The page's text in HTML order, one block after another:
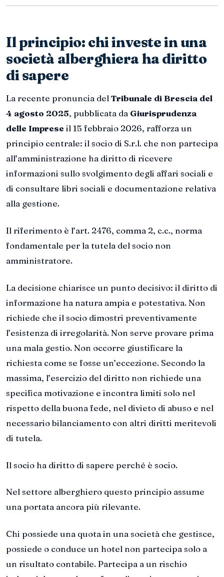
Il principio: chi investe in una
società alberghiera ha diritto
di sapere
La recente pronuncia delTribunale di Brescia del
4 agosto 2025, pubblicata da Giurisprudenza
delle Imprese il 15 febbraio 2026, rafforza un
principio centrale: il socio di S.r.l. che non partecipa
all’amministrazione ha diritto di ricevere
informazioni sullo svolgimento degli affari sociali e
di consultare libri sociali e documentazione relativa
alla gestione.
Il riferimento è l’art. 2476, comma 2, c.c., norma
fondamentale per la tutela del socio non
amministratore.
La decisione chiarisce un punto decisivo: il diritto di
informazione ha natura ampia e potestativa. Non
richiede che il socio dimostri preventivamente
l’esistenza di irregolarità. Non serve provare prima
una mala gestio. Non occorre giustificare la
richiesta come se fosse un’eccezione. Secondo la
massima, l’esercizio del diritto non richiede una
specifica motivazione e incontra limiti solo nel
rispetto della buona fede, nel divieto di abuso e nel
necessario bilanciamento con altri diritti meritevoli
di tutela.
Il socio ha diritto di sapere perché è socio.
Nel settore alberghiero questo principio assume
una portata ancora più rilevante.
Chi possiede una quota in una società che gestisce,
possiede o conduce un hotel non partecipa solo a
un risultato contabile. Partecipa a un rischio